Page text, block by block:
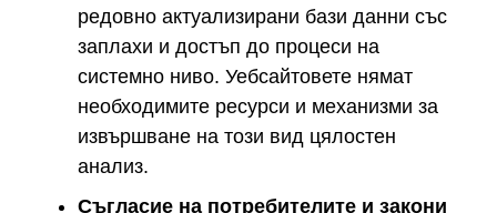
редовно актуализирани бази данни със
заплахи и достъп до процеси на
системно ниво. Уебсайтовете нямат
необходимите ресурси и механизми за
извършване на този вид цялостен
анализ.
Съгласие на потребителите и закони